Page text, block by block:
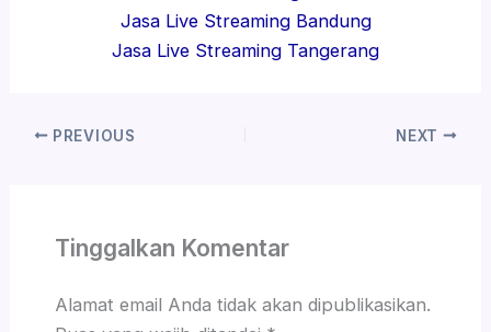
Jasa Live Streaming Bandung
Jasa Live Streaming Tangerang
PREVIOUS NEXT
Tinggalkan Komentar
Alamat email Anda tidak akan dipublikasikan.